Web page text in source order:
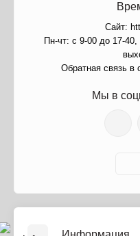
Сайт:
Пн-чт: с 9-00 до 17-
Обратная связь в
Мы в